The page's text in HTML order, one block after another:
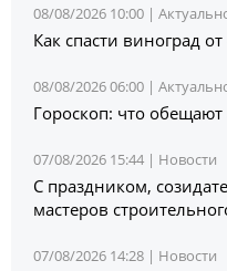
08/08/2026 10:00 |
Как спасти виноград
08/08/2026 06:00 |
Гороскоп: что обещают
07/08/2026 15:44 | Новости
С праздником,
мастеров
07/08/2026 14:28 | Новости